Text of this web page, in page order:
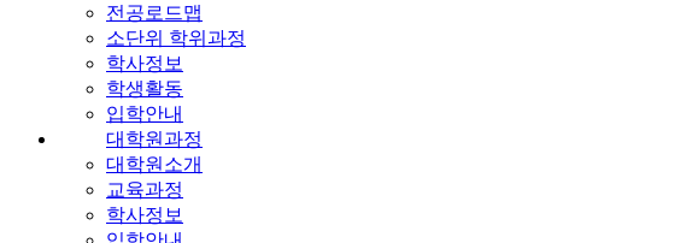
전공로드맵
소단위 학위과정
학사정보
학생활동
입학안내
대학원과정
대학원소개
교육과정
학사정보